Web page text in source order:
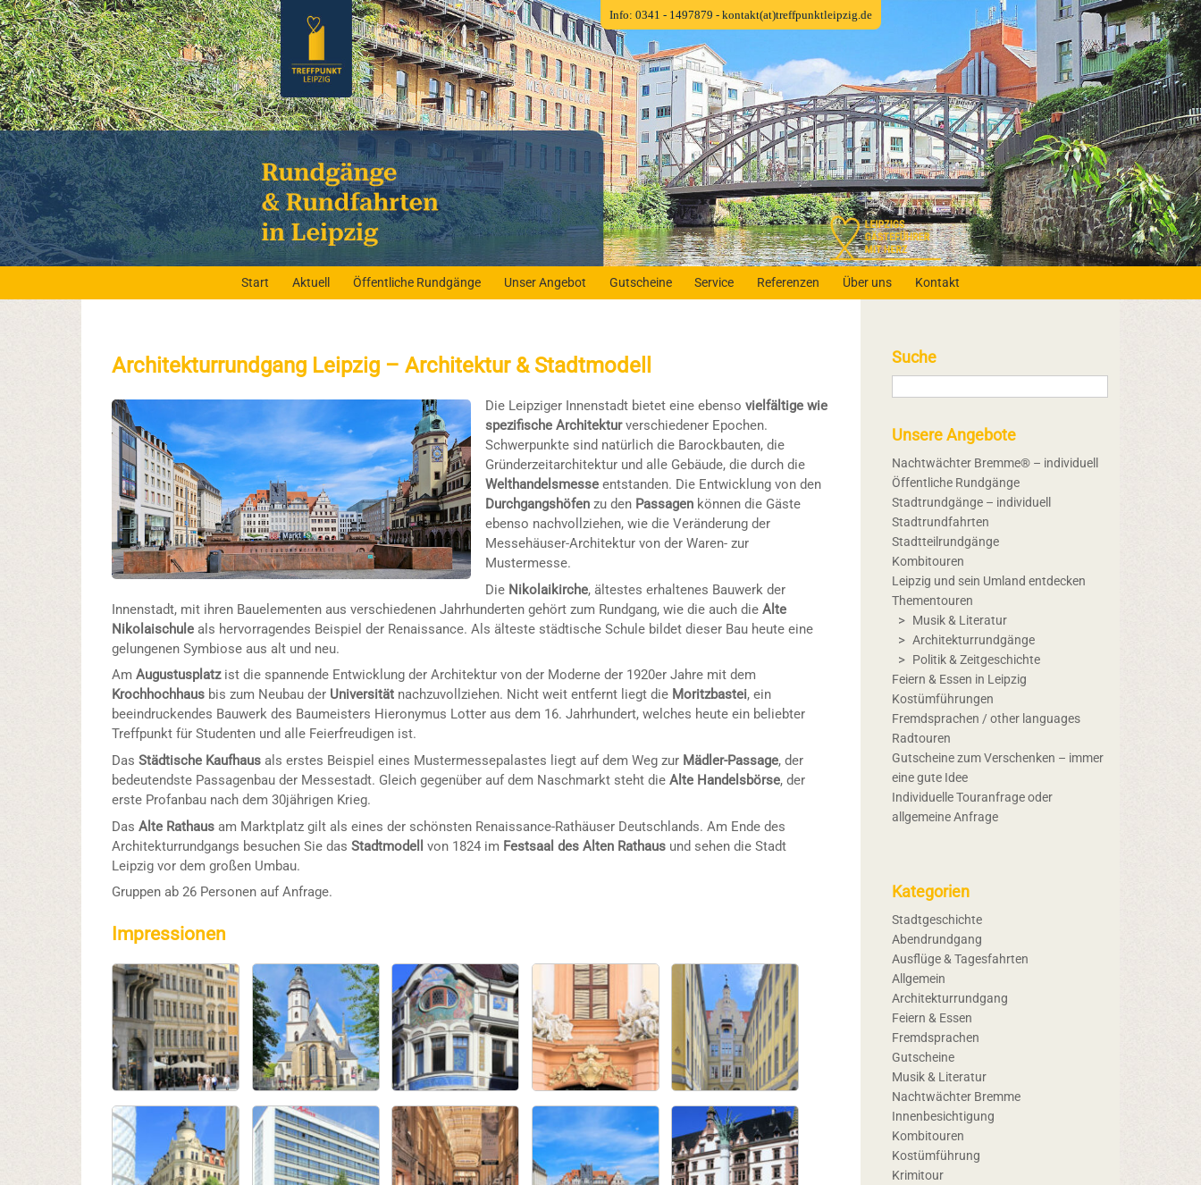
Start Aktuell Öffentliche Rundgänge Unser Angebot Gutscheine Service Referenzen Über uns Kontakt
Architekturrundgang Leipzig – Architektur & Stadtmodell
Die Leipziger Innenstadt bietet eine ebenso vielfältige wie
spezifische Architekturverschiedener Epochen.
Schwerpunkte sind natürlich die Barockbauten, die
Gründerzeitarchitektur und alle Gebäude, die durch die
Welthandelsmesseentstanden. Die Entwicklung von den
Durchgangshöfenzu den Passagenkönnen die Gäste
ebenso nachvollziehen, wie die Veränderung der
Messehäuser-Architektur von der Waren- zur
Mustermesse.
Die Nikolaikirche, ältestes erhaltenes Bauwerk der
Innenstadt, mit ihren Bauelementen aus verschiedenen Jahrhunderten gehört zum Rundgang, wie die auch dieAlte
Nikolaischule als hervorragendes Beispiel der Renaissance. Als älteste städtische Schule bildet dieser Bau heute eine
gelungenen Symbiose aus alt und neu.
AmAugustusplatzist die spannende Entwicklung der Architektur von der Moderne der 1920er Jahre mit dem
Krochhochhaus bis zum Neubau der Universität nachzuvollziehen. Nicht weit entfernt liegt die Moritzbastei, ein
beeindruckendes Bauwerk des Baumeisters Hieronymus Lotter aus dem 16. Jahrhundert, welches heute ein beliebter
Treffpunkt für Studenten und alle Feierfreudigen ist.
DasStädtische Kaufhaus als erstes Beispiel eines Mustermessepalastes liegt auf dem Weg zur Mädler-Passage, der
bedeutendste Passagenbau der Messestadt. Gleich gegenüber auf dem Naschmarkt steht dieAlte Handelsbörse, der
erste Profanbau nach dem 30jährigen Krieg.
DasAlte Rathaus am Marktplatz gilt als eines der schönsten Renaissance-Rathäuser Deutschlands. Am Ende des
Architekturrundgangs besuchen Sie dasStadtmodell von 1824 im Festsaal des Alten Rathaus und sehen die Stadt
Leipzig vor dem großen Umbau.
Gruppen ab 26 Personen auf Anfrage.
Impressionen
Suche
Unsere Angebote
Nachtwächter Bremme® – individuell
Öffentliche Rundgänge
Stadtrundgänge – individuell
Stadtrundfahrten
Stadtteilrundgänge
Kombitouren
Leipzig und sein Umland entdecken
Thementouren
Musik & Literatur
Architekturrundgänge
Politik & Zeitgeschichte
Feiern & Essen in Leipzig
Kostümführungen
Fremdsprachen / other languages
Radtouren
Gutscheine zum Verschenken – immer
eine gute Idee
Individuelle Touranfrage oder
allgemeine Anfrage
Kategorien
Stadtgeschichte
Abendrundgang
Ausflüge & Tagesfahrten
Allgemein
Architekturrundgang
Feiern & Essen
Fremdsprachen
Gutscheine
Musik & Literatur
Nachtwächter Bremme
Innenbesichtigung
Kombitouren
Kostümführung
Krimitour
Info: 0341 - 1497879 - kontakt(at)treffpunktleipzig.de